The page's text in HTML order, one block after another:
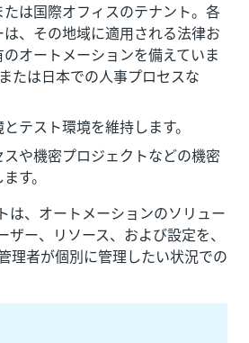
は国際オフィスのテナント。各
、その地域に適用される法律お
オートメーションを備えていま
たは日本での人事プロセスな
テスト環境を維持します。
や機密プロジェクトなどの機密
す。
は、オートメーションのソリュー
ザー、リソース、および設定を、
理者が個別に管理したい状況での